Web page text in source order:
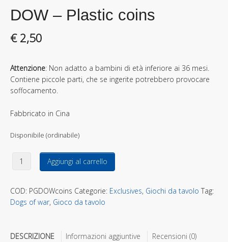
DOW – Plastic coins
€2,50
Attenzione: Non adatto a bambini di età inferiore ai 36 mesi.
Contiene piccole parti, che se ingerite potrebbero provocare
soffocamento.
Fabbricato in Cina
Disponibile (ordinabile)
Aggiungi al carrello
COD: PGDOWcoins Categorie: Exclusives, Giochi da tavolo Tag:
Dogs of war, Gioco da tavolo
DESCRIZIONE Informazioni aggiuntive Recensioni (0)